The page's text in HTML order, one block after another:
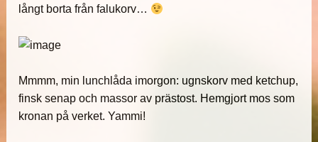
långt borta från falukorv…
Mmmm, min lunchlåda imorgon: ugnskorv med ketchup,
finsk senap och massor av prästost. Hemgjort mos som
kronan på verket. Yammi!